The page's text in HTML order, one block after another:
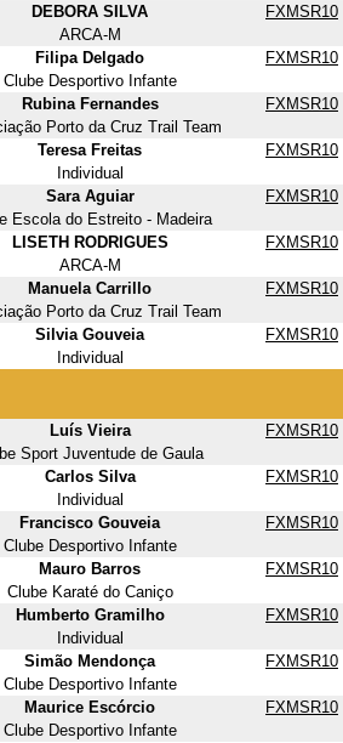
DEBORA SILVA
FXMSR10
ARCA-M
Filipa Delgado
FXMSR10
Clube Desportivo Infante
Rubina Fernandes
FXMSR10
Porto da Cruz Trail Team
Teresa Freitas
FXMSR10
Individual
Sara Aguiar
FXMSR10
Escola do Estreito - Madeira
LISETH RODRIGUES
FXMSR10
ARCA-M
Manuela Carrillo
FXMSR10
Porto da Cruz Trail Team
Silvia Gouveia
FXMSR10
Individual
Luís Vieira
FXMSR10
Sport Juventude de Gaula
Carlos Silva
FXMSR10
Individual
Francisco Gouveia
FXMSR10
Clube Desportivo Infante
Mauro Barros
FXMSR10
Clube Karaté do Caniço
Humberto Gramilho
FXMSR10
Individual
Simão Mendonça
FXMSR10
Clube Desportivo Infante
Maurice Escórcio
FXMSR10
Clube Desportivo Infante